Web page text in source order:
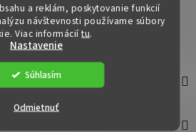
a reklám, poskytovanie funkcií
návštevnosti používame súbory
Viac informáciítu.
Nastavenie
Odmietnuť
Súhlasím